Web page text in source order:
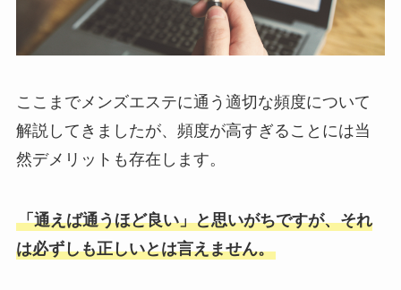
ここまでメンズエステに通う適切な頻度について
解説してきましたが、頻度が高すぎることには当
然デメリットも存在します。
「通えば通うほど良い」と思いがちですが、それ
は必ずしも正しいとは言えません。